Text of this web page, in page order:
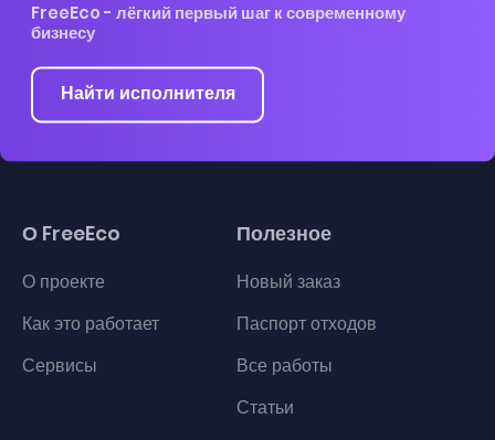
FreeEco - лёгкий первый шаг к современному
бизнесу
Найти исполнителя
О FreeEco
О проекте
Как это работает
Сервисы
Полезное
Новый заказ
Паспорт отходов
Все работы
Статьи